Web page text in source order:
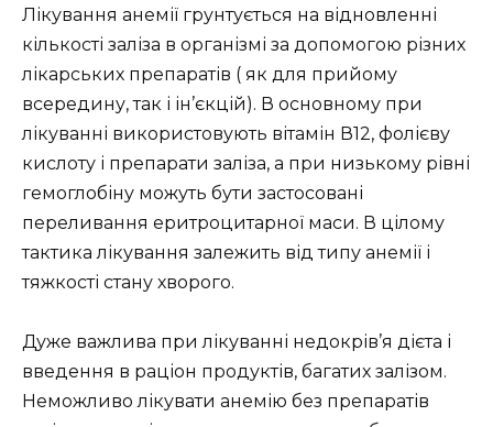
Лікування анемії грунтується на відновленні
кількості заліза в організмі за допомогою різних
лікарських препаратів ( як для прийому
всередину, так і ін’єкцій). В основному при
лікуванні використовують вітамін В12, фолієву
кислоту і препарати заліза, а при низькому рівні
гемоглобіну можуть бути застосовані
переливання еритроцитарної маси. В цілому
тактика лікування залежить від типу анемії і
тяжкості стану хворого.
Дуже важлива при лікуванні недокрів’я дієта і
введення в раціон продуктів, багатих залізом.
Неможливо лікувати анемію без препаратів